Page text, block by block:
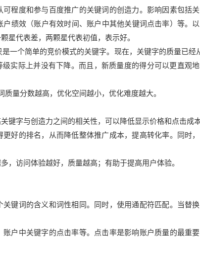
程度和参与百度推广的关键词的创造力。影响因素包括
绩效（账户有效时间、账户中其他关键词点击率）等。
星代表差，两颗星代表初值，表示好。
一个简单的竞价模式的关键字。现在，关键字的质量已经
实际上并没有下降。而且，新质量度的得分可以更直观
量分数越高，优化空间越小，优化难度越大。
键字与创造力之间的相关性，可以降低显示价格和点击成本
好的排名，从而降低整体推广成本，提高转化率。同时
，访问体验越好，质量越高；有助于提高用户体验。
键词的含义和词性相同。同时，使用通配符匹配。当替
户中关键字的点击率等。点击率是影响账户质量的最重要